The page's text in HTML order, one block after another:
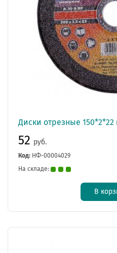
Диски отрезные 150*2*22
52 руб.
Код: НФ-00004029
На складе:
В